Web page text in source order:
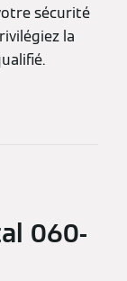
sécurité
la
060-